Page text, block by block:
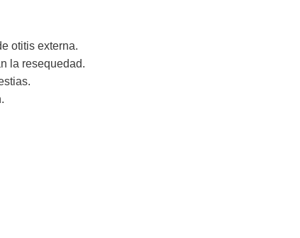
otitis externa.
la resequedad.